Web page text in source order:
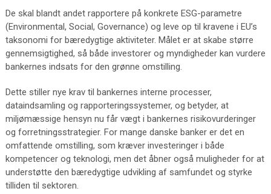
De skal blandt andet rapportere på konkrete ESG-parametre
(Environmental, Social, Governance) og leve op til kravene i EU’s
taksonomi for bæredygtige aktiviteter. Målet er at skabe større
gennemsigtighed, så både investorer og myndigheder kan vurdere
bankernes indsats for den grønne omstilling.
Dette stiller nye krav til bankernes interne processer,
dataindsamling og rapporteringssystemer, og betyder, at
miljømæssige hensyn nu får vægt i bankernes risikovurderinger
og forretningsstrategier. For mange danske banker er det en
omfattende omstilling, som kræver investeringer i både
kompetencer og teknologi, men det åbner også muligheder for at
understøtte den bæredygtige udvikling af samfundet og styrke
tilliden til sektoren.